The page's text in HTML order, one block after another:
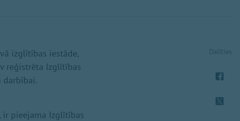
izglītības iestāde,
reģistrēta Izglītības
darbībai.
pieejama Izglītības
Dalīties